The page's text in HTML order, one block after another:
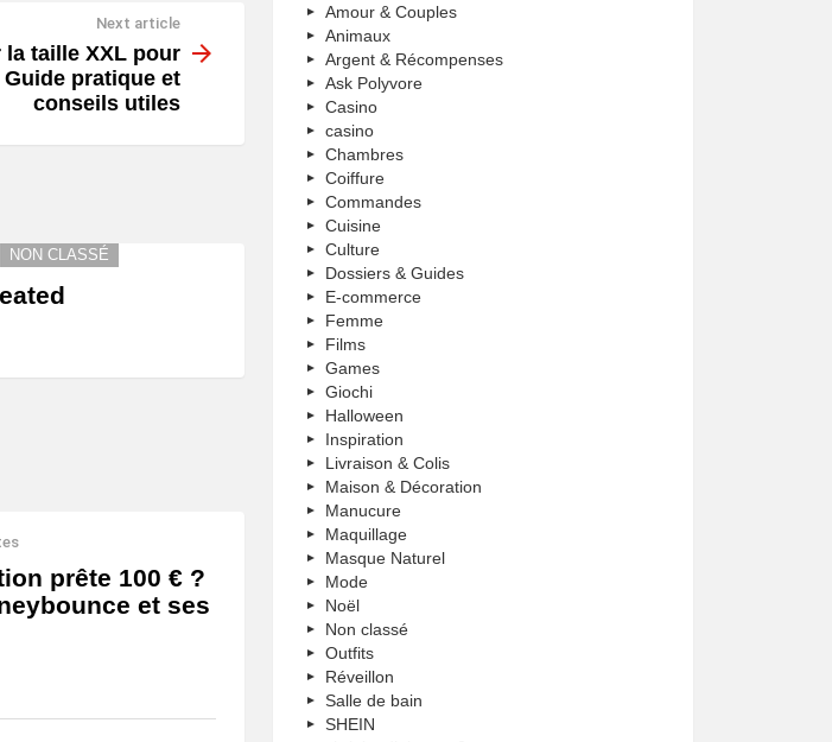
Next article
taille XXL pour
pratique et
conseils utiles
NON CLASSÉ
prête 100 € ?
et ses
Amour & Couples
Animaux
Argent & Récompenses
Ask Polyvore
Casino
casino
Chambres
Coiffure
Commandes
Cuisine
Culture
Dossiers & Guides
E-commerce
Femme
Films
Games
Giochi
Halloween
Inspiration
Livraison & Colis
Maison & Décoration
Manucure
Maquillage
Masque Naturel
Mode
Noël
Non classé
Outfits
Réveillon
Salle de bain
SHEIN